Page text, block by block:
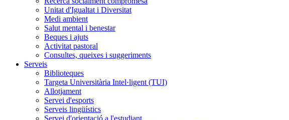
Unitat d'Igualtat i Diversitat
Medi ambient
Salut mental i benestar
Beques i ajuts
Activitat pastoral
Consultes, queixes i suggeriments
Serveis
Biblioteques
Targeta Universitària Intel·ligent (TUI)
Allotjament
Servei d'esports
Serveis lingüístics
Servei d'orientació a l'estudiant